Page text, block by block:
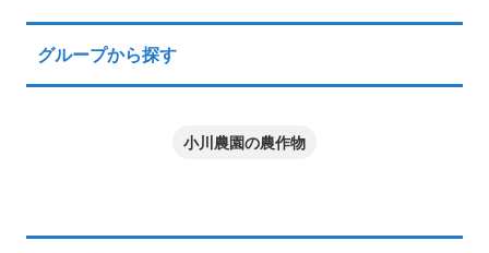
グループから探す
小川農園の農作物